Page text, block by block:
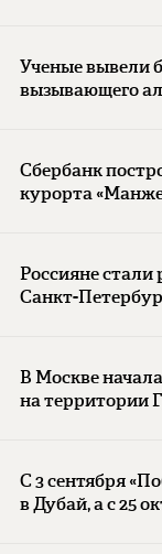
Ученые вывели
вызывающего
Сбербанк
курорта
Россияне
Санкт-
В Москве
на территории
С 3 сентября
в Дубай, а с 25